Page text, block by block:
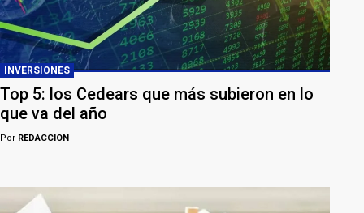
INVERSIONES
Top 5: los Cedears que más subieron en lo
que va del año
Por REDACCION